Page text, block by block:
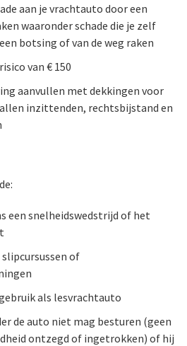
in de buurt
adviseur de beste oplossing voor
aan je vrachtauto door een
waaronder schade die je zelf
botsing of van de weg raken
van € 150
aanvullen met dekkingen voor
inzittenden, rechtsbijstand en
een snelheidswedstrijd of het
of
als lesvrachtauto
de auto niet mag besturen (geen
ontzegd of ingetrokken) of hij